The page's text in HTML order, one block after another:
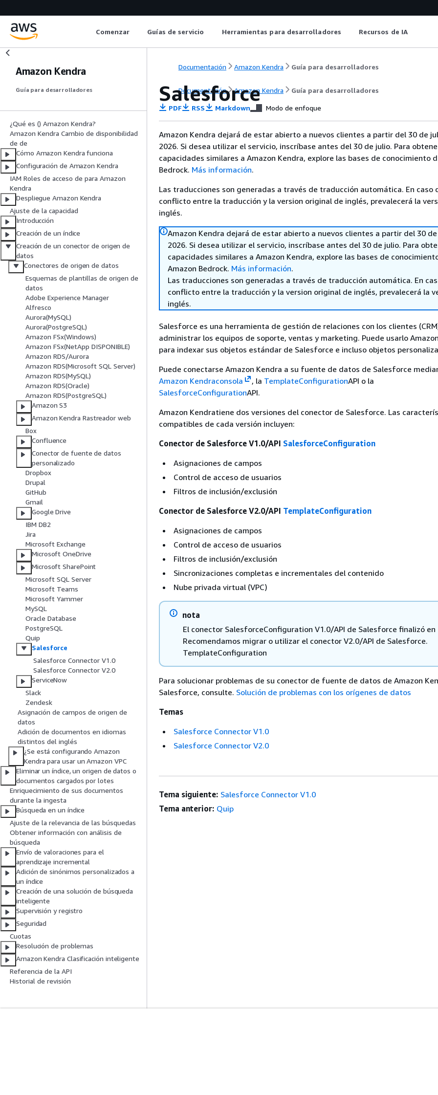
Comenzar Guías de servicio Herramientas para desarrolladores Recursos de IA
Amazon Kendra
Guía para desarrolladores
¿Qué es () Amazon Kendra?
Amazon Kendra Cambio de disponibilidad
de de
Cómo Amazon Kendra funciona
Configuración de Amazon Kendra
IAM Roles de acceso de para Amazon
Kendra
Despliegue Amazon Kendra
Ajuste de la capacidad
Introducción
Creación de un índice
Creación de un conector de origen de
datos
Conectores de origen de datos
Esquemas de plantillas de origen de
datos
Adobe Experience Manager
Alfresco
Aurora(MySQL)
Aurora(PostgreSQL)
Amazon FSx(Windows)
Amazon FSx(NetApp DISPONIBLE)
Amazon RDS/Aurora
Amazon RDS(Microsoft SQL Server)
Amazon RDS(MySQL)
Amazon RDS(Oracle)
Amazon RDS(PostgreSQL)
Amazon S3
Amazon Kendra Rastreador web
Box
Confluence
Conector de fuente de datos
personalizado
Dropbox
Drupal
GitHub
Gmail
Google Drive
IBM DB2
Jira
Microsoft Exchange
Microsoft OneDrive
Microsoft SharePoint
Microsoft SQL Server
Microsoft Teams
Microsoft Yammer
MySQL
Oracle Database
PostgreSQL
Quip
Salesforce
Salesforce Connector V1.0
Salesforce Connector V2.0
ServiceNow
Slack
Zendesk
Asignación de campos de origen de
datos
Adición de documentos en idiomas
distintos del inglés
¿Se está configurando Amazon
Kendra para usar un Amazon VPC
Eliminar un índice, un origen de datos o
documentos cargados por lotes
Enriquecimiento de sus documentos
durante la ingesta
Búsqueda en un índice
Ajuste de la relevancia de las búsquedas
Obtener información con análisis de
búsqueda
Envío de valoraciones para el
aprendizaje incremental
Adición de sinónimos personalizados a
un índice
Creación de una solución de búsqueda
inteligente
Supervisión y registro
Seguridad
Cuotas
Resolución de problemas
Amazon Kendra Clasificación inteligente
Referencia de la API
Historial de revisión
Documentación Amazon Kendra Guía para desarrolladores
Documentación Amazon Kendra Guía para desarrolladores
Salesforce
PDF RSS Markdown Modo de enfoque
Amazon Kendra dejará de estar abierto a nuevos clientes a partir del 30 de
2026. Si desea utilizar el servicio, inscríbase antes del 30 de julio. Para
capacidades similares a Amazon Kendra, explore las bases de conocimiento
Bedrock. Más información.
Las traducciones son generadas a través de traducción automática. En caso
conflicto entre la traducción y la version original de inglés, prevalecerá la
inglés.
Amazon Kendra dejará de estar abierto a nuevos clientes a partir del 30
2026. Si desea utilizar el servicio, inscríbase antes del 30 de julio. Para
capacidades similares a Amazon Kendra, explore las bases de
Amazon Bedrock. Más información.
Las traducciones son generadas a través de traducción automática. En
conflicto entre la traducción y la version original de inglés, prevalecerá la
inglés.
Salesforce es una herramienta de gestión de relaciones con los clientes
administrar los equipos de soporte, ventas y marketing. Puede usarlo
para indexar sus objetos estándar de Salesforce e incluso objetos
Puede conectarse Amazon Kendra a su fuente de datos de Salesforce
Amazon Kendraconsola
, la TemplateConfigurationAPI o la
SalesforceConfigurationAPI.
Amazon Kendratiene dos versiones del conector de Salesforce. Las
compatibles de cada versión incluyen:
Conector de Salesforce V1.0/API SalesforceConfiguration
Asignaciones de campos
Control de acceso de usuarios
Filtros de inclusión/exclusión
Conector de Salesforce V2.0/API TemplateConfiguration
Asignaciones de campos
Control de acceso de usuarios
Filtros de inclusión/exclusión
Sincronizaciones completas e incrementales del contenido
Nube privada virtual (VPC)
nota
El conector SalesforceConfiguration V1.0/API de Salesforce finalizó en
Recomendamos migrar o utilizar el conector V2.0/API de Salesforce.
TemplateConfiguration
Para solucionar problemas de su conector de fuente de datos de Amazon
Salesforce, consulte. Solución de problemas con los orígenes de datos
Temas
Salesforce Connector V1.0
Salesforce Connector V2.0
Tema siguiente: Salesforce Connector V1.0
Tema anterior: Quip